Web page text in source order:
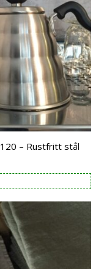
– Rustfritt stål